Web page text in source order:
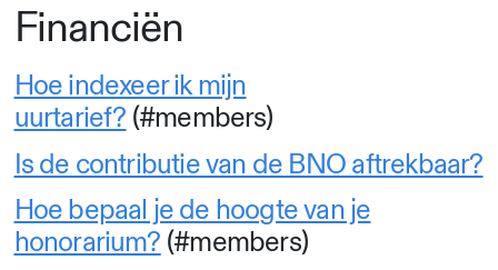
Financiën
Hoe indexeer ik mijn
uurtarief? (#members)
Is de contributie van de BNO aftrekbaar?
Hoe bepaal je de hoogte van je
honorarium? (#members)